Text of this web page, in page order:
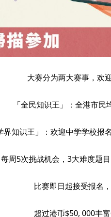
大赛分为两大赛事，欢
「全民知识王」：全港市
界知识王」：欢迎中学学校报
每周5次挑战机会，3大难度题
比赛即日起接受报名
超过港币$50, 000丰